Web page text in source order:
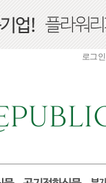
로그인